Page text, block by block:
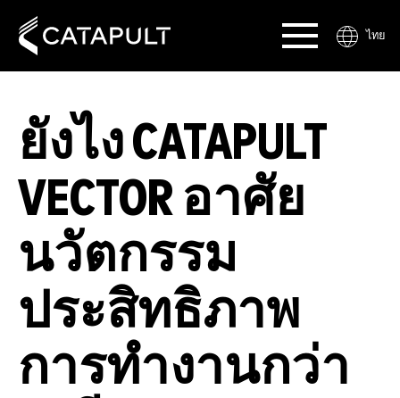
ไทย
ยังไง CATAPULT
VECTOR อาศัย
นวัตกรรม
ประสิทธิภาพ
การทำงานกว่า